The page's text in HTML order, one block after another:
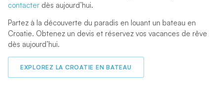
contacterdès aujourd’hui.
Partez à la découverte du paradis en louant un bateau en
Croatie. Obtenez un devis et réservez vos vacances de rêve
dès aujourd’hui.
EXPLOREZ LA CROATIE EN BATEAU